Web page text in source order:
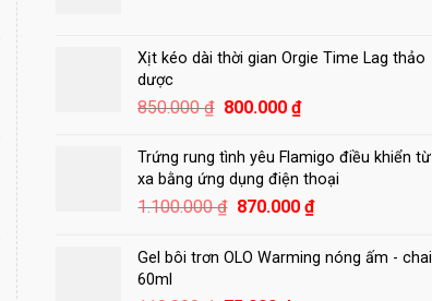
250.000 ₫.là:
Xịt kéo dài thời gian Orgie Time Lag thảo
dược
850.000₫ Giá
là:
850.000 ₫.
800.000₫Giá
tại
là:
800.000 ₫.
Trứng rung tình yêu Flamigo điều khiển từ
xa bằng ứng dụng điện thoại
1.100.000₫ Giá
là:
870.000₫Giá
tại
Gel bôi trơn OLO Warming nóng ấm - chai
60ml